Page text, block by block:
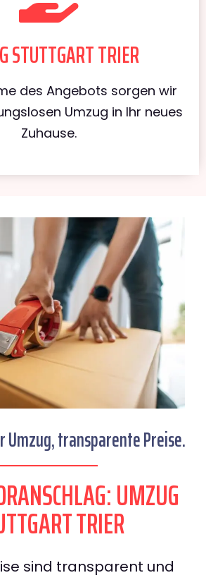
STUTTGART TRIER
des Angebots sorgen wir
Umzug in Ihr neues
Zuhause.
Umzug, transparente Preise.
UMZUG
TRIER
sind transparent und